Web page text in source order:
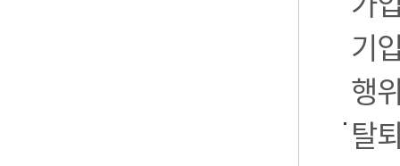
기
행
탈